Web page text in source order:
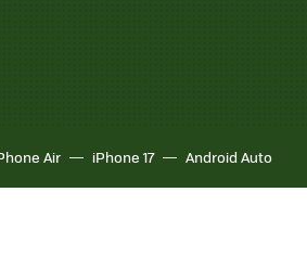
Air iPhone 17 Android Auto